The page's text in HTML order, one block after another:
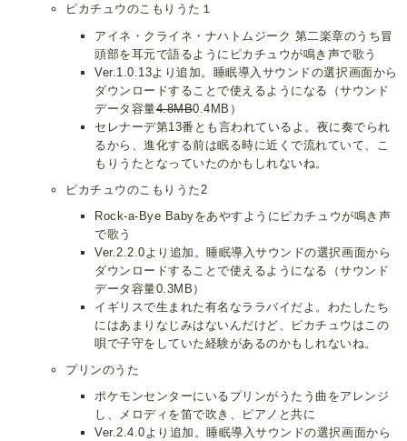
ピカチュウのこもりうた１
アイネ・クライネ・ナハトムジーク 第二楽章のうち冒
頭部を耳元で語るようにピカチュウが鳴き声で歌う
Ver.1.0.13より追加。睡眠導入サウンドの選択画面から
ダウンロードすることで使えるようになる（サウンド
データ容量4.8MB0.4MB）
セレナーデ第13番とも言われているよ。夜に奏でられ
るから、進化する前は眠る時に近くで流れていて、こ
もりうたとなっていたのかもしれないね。
ピカチュウのこもりうた2
Rock-a-Bye Babyをあやすようにピカチュウが鳴き声
で歌う
Ver.2.2.0より追加。睡眠導入サウンドの選択画面から
ダウンロードすることで使えるようになる（サウンド
データ容量0.3MB）
イギリスで生まれた有名なララバイだよ。わたしたち
にはあまりなじみはないんだけど、ピカチュウはこの
唄で子守をしていた経験があるのかもしれないね。
プリンのうた
ポケモンセンターにいるプリンがうたう曲をアレンジ
し、メロディを笛で吹き、ピアノと共に
Ver.2.4.0より追加。睡眠導入サウンドの選択画面から